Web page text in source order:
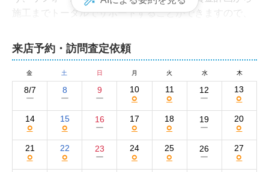
来店予約・訪問査定依頼
金 土 日 月 火 水 木
8/7
ー
8
ー
9
ー
10
○
11
○
12
ー
13
○
14
○
15
○
16
ー
17
○
18
○
19
ー
20
○
21
○
22
○
23
ー
24
○
25
○
26
ー
27
○
施工までトータルでサポートすることができますので、
処分や、相続のご相談、次の住み替え先のご案内など、
売却時に必要な作業や手続きもワンストップでお任せい
ただけます。地域専門で40年営業している実績と安心
感、地域の方との信頼関係はどこにも負けませんので、
どのようなご相談でもお気軽にご連絡ください。
買い手の集客方法はSUUMO、at home、ハウスタウンな
どのポータルサイトやFacebookなどのSNSにて行って
おります。お客様の不動産をより買い手へアプローチす